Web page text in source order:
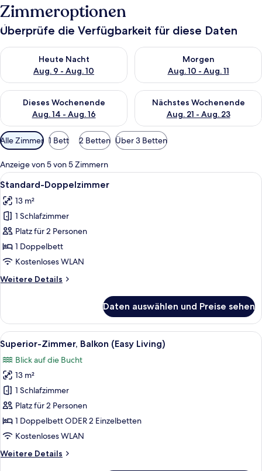
Zimmeroptionen
Überprüfe die Verfügbarkeit für diese Daten
Heute Nacht
Aug. 9 - Aug. 10
Überprüfe die Verfügbarkeit für heute Nacht, Aug. 9 - Aug.
Morgen
Aug. 10 - Aug. 11
Überprüfe die Verfügbarkeit
Dieses Wochenende
Aug. 14 - Aug. 16
Überprüfe die Verfügbarkeit für dieses Wochenende, Aug. 14
Nächstes Wochenende
Aug. 21 - Aug. 23
Überprüfe die Verfügbarkeit
Verfügbare
Filter
für
Zimmer
Alle Zimmer 1 Bett 2 Betten Über 3 Betten
Anzeige von 5 von 5 Zimmern
Alle
Fotos
für
Standard-
Doppelzimmer
anzeigen
Ein modernes Schlafzimmer mit
10
Standard-Doppelzimmer
13 m²
1 Schlafzimmer
Platz für 2 Personen
1 Doppelbett
Kostenloses WLAN
Weitere Details
Weitere
Doppelzimmer
Daten auswählen und Preise sehen
Alle
Fotos
für
Superior-
Zimmer,
Balkon
(Easy
Living)
Ein modernes Hotelzimmer mit Bett,
12
Superior-Zimmer, Balkon (Easy Living)
Blick auf die Bucht
13 m²
1 Schlafzimmer
Platz für 2 Personen
1 Doppelbett ODER 2 Einzelbetten
Kostenloses WLAN
Weitere Details
Weitere